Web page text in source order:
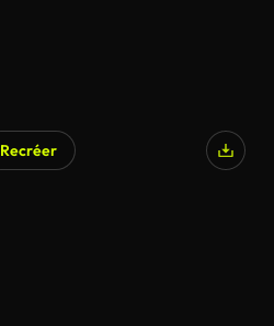
Recréer